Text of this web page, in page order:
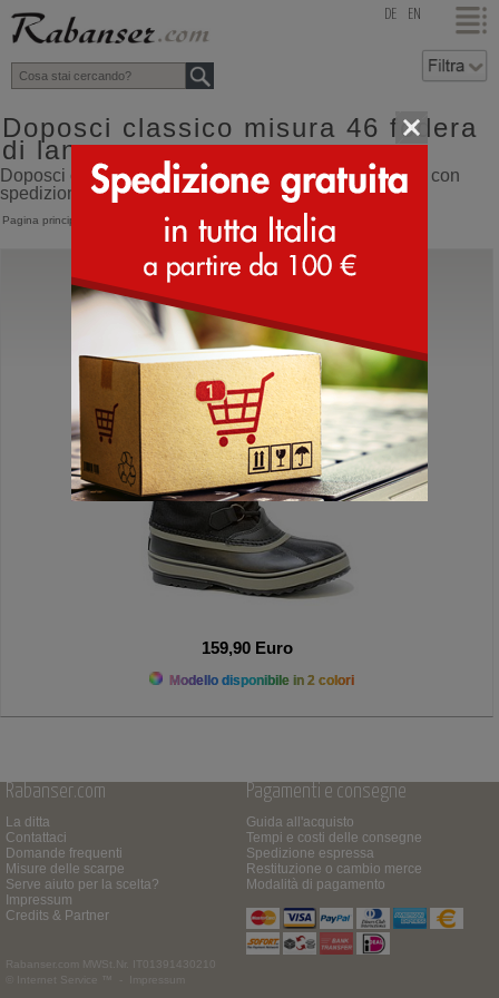
top DE EN
Doposci classico misura 46 fodera
di lana
Doposci classico misura 46 fodera di lana online shop con
spedizione direttamente dall'Italia
Pagina principale Classici
Sorel
Doposci canadese
159,90 Euro
Modello disponibile in 2 colori
Rabanser.com
La ditta
Contattaci
Domande frequenti
Misure delle scarpe
Serve aiuto per la scelta?
Impressum
Credits & Partner
Rabanser.com
MWSt.Nr. IT01391430210
© Internet Service ™ -
Impressum
Pagamenti e consegne
Guida all'acquisto
Tempi e costi delle consegne
Spedizione espressa
Restituzione o cambio merce
Modalità di pagamento